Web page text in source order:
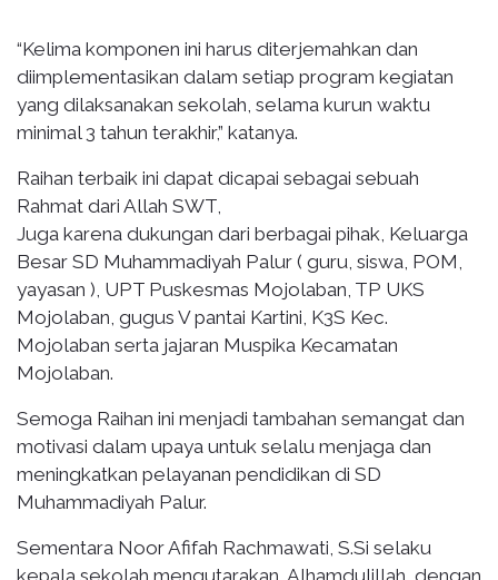
“Kelima komponen ini harus diterjemahkan dan
diimplementasikan dalam setiap program kegiatan
yang dilaksanakan sekolah, selama kurun waktu
minimal 3 tahun terakhir,” katanya.
Raihan terbaik ini dapat dicapai sebagai sebuah
Rahmat dari Allah SWT,
Juga karena dukungan dari berbagai pihak, Keluarga
Besar SD Muhammadiyah Palur ( guru, siswa, POM,
yayasan ), UPT Puskesmas Mojolaban, TP UKS
Mojolaban, gugus V pantai Kartini, K3S Kec.
Mojolaban serta jajaran Muspika Kecamatan
Mojolaban.
Semoga Raihan ini menjadi tambahan semangat dan
motivasi dalam upaya untuk selalu menjaga dan
meningkatkan pelayanan pendidikan di SD
Muhammadiyah Palur.
Sementara Noor Afifah Rachmawati, S.Si selaku